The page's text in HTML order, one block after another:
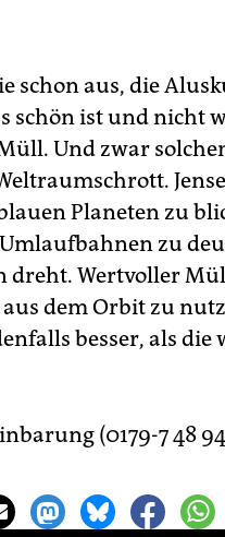
schon aus, die
schön ist und nicht
Und zwar
Planeten zu
zu
dreht. Wertvoller
dem Orbit zu
besser, als
(0179-7 48